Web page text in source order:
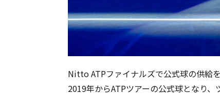
Nitto ATPファイナルズで公式球の供給
2019年からATPツアーの公式球となり